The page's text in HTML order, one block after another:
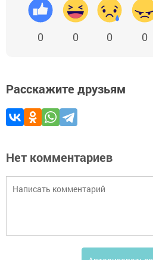
0 0 0 0
Расскажите друзьям
Нет комментариев